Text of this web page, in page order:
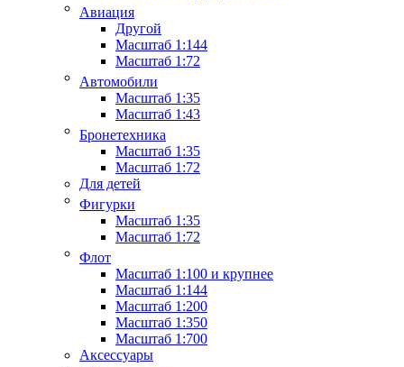
Авиация
Другой
Масштаб 1:144
Масштаб 1:72
Автомобили
Масштаб 1:35
Масштаб 1:43
Бронетехника
Масштаб 1:35
Масштаб 1:72
Для детей
Фигурки
Масштаб 1:35
Масштаб 1:72
Флот
Масштаб 1:100 и крупнее
Масштаб 1:144
Масштаб 1:200
Масштаб 1:350
Масштаб 1:700
Аксессуары